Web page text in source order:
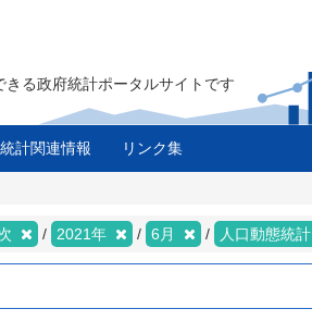
る政府統計ポータルサイトです
統計関連情報 リンク集
2021年 6月 人口動態統計